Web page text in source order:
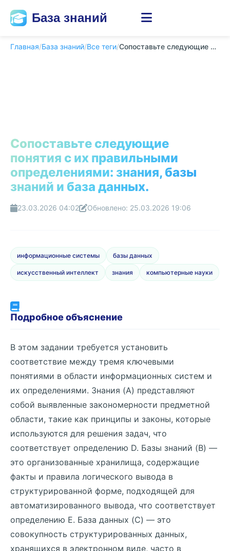
База знаний
Главная/База знаний/Все теги/ Сопоставьте следующие понятия с их правильными ...
Сопоставьте следующие
понятия с их правильными
определениями: знания, базы
знаний и база данных.
23.03.2026 04:02 Обновлено: 25.03.2026 19:06
информационные системы базы данных
искусственный интеллект знания компьютерные науки
Подробное объяснение
В этом задании требуется установить
соответствие между тремя ключевыми
понятиями в области информационных систем и
их определениями. Знания (A) представляют
собой выявленные закономерности предметной
области, такие как принципы и законы, которые
используются для решения задач, что
соответствует определению D. Базы знаний (B) —
это организованные хранилища, содержащие
факты и правила логического вывода в
структурированной форме, подходящей для
автоматизированного вывода, что соответствует
определению E. База данных (C) — это
совокупность структурированных данных,
хранящихся в электронном виде, часто в